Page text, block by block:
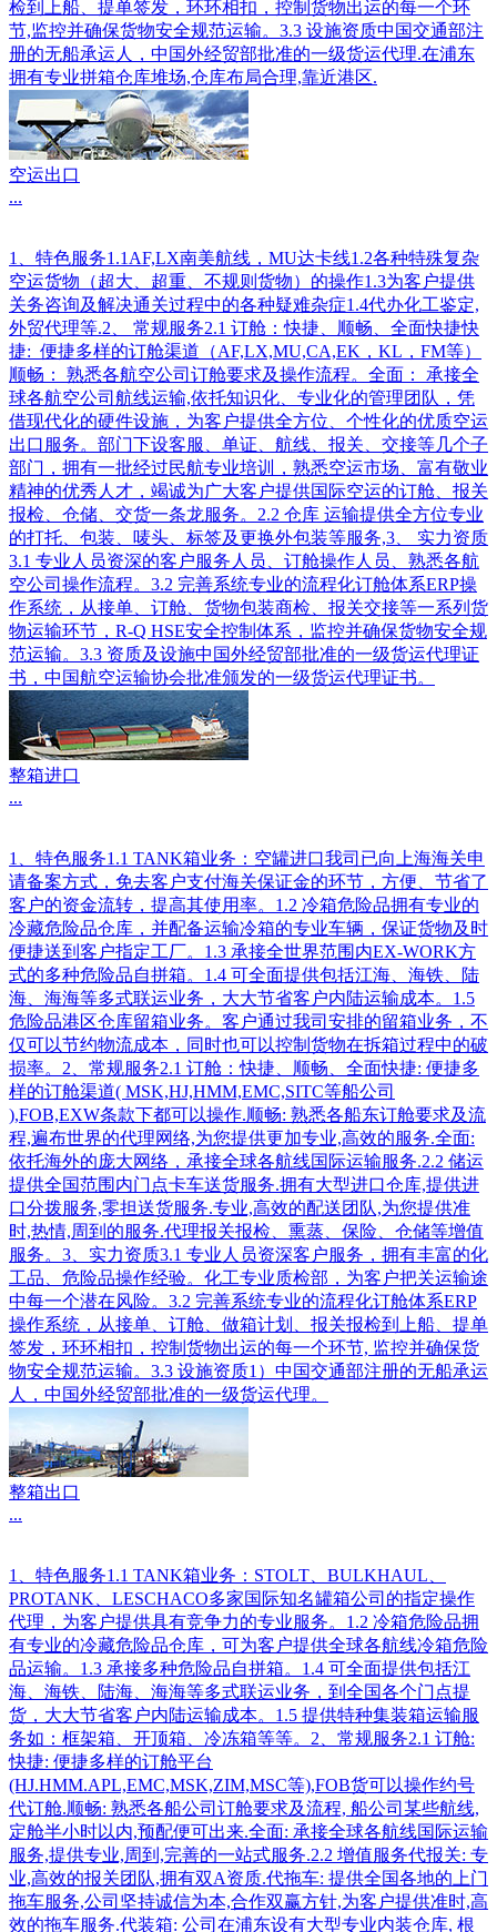
检到上船、提单签发，环环相扣，控制货物出运的每一个环
节,监控并确保货物安全规范运输。3.3 设施资质中国交通部注
册的无船承运人，中国外经贸部批准的一级货运代理.在浦东
拥有专业拼箱仓库堆场,仓库布局合理,靠近港区.
空运出口
...
1、特色服务1.1AF,LX南美航线，MU达卡线1.2各种特殊复杂
空运货物（超大、超重、不规则货物）的操作1.3为客户提供
关务咨询及解决通关过程中的各种疑难杂症1.4代办化工鉴定,
外贸代理等.2、 常规服务2.1 订舱：快捷、顺畅、全面快捷快
捷: 便捷多样的订舱渠道（AF,LX,MU,CA,EK，KL，FM等）
顺畅： 熟悉各航空公司订舱要求及操作流程。全面： 承接全
球各航空公司航线运输,依托知识化、专业化的管理团队，凭
借现代化的硬件设施，为客户提供全方位、个性化的优质空运
出口服务。部门下设客服、单证、航线、报关、交接等几个子
部门，拥有一批经过民航专业培训，熟悉空运市场、富有敬业
精神的优秀人才，竭诚为广大客户提供国际空运的订舱、报关
报检、仓储、交货一条龙服务。2.2 仓库 运输提供全方位专业
的打托、包装、唛头、标签及更换外包装等服务,3、 实力资质
3.1 专业人员资深的客户服务人员、订舱操作人员、熟悉各航
空公司操作流程。3.2 完善系统专业的流程化订舱体系ERP操
作系统，从接单、订舱、货物包装商检、报关交接等一系列货
物运输环节，R-Q HSE安全控制体系，监控并确保货物安全规
范运输。3.3 资质及设施中国外经贸部批准的一级货运代理证
书，中国航空运输协会批准颁发的一级货运代理证书。
整箱进口
...
1、特色服务1.1 TANK箱业务：空罐进口我司已向上海海关申
请备案方式，免去客户支付海关保证金的环节，方便、节省了
客户的资金流转，提高其使用率。1.2 冷箱危险品拥有专业的
冷藏危险品仓库，并配备运输冷箱的专业车辆，保证货物及时
便捷送到客户指定工厂。1.3 承接全世界范围内EX-WORK方
式的多种危险品自拼箱。1.4 可全面提供包括江海、海铁、陆
海、海海等多式联运业务，大大节省客户内陆运输成本。1.5
危险品港区仓库留箱业务。客户通过我司安排的留箱业务，不
仅可以节约物流成本，同时也可以控制货物在拆箱过程中的破
损率。2、常规服务2.1 订舱：快捷、顺畅、全面快捷: 便捷多
样的订舱渠道( MSK,HJ,HMM,EMC,SITC等船公司
),FOB,EXW条款下都可以操作.顺畅: 熟悉各船东订舱要求及流
程,遍布世界的代理网络,为您提供更加专业,高效的服务.全面:
依托海外的庞大网络，承接全球各航线国际运输服务.2.2 储运
提供全国范围内门点卡车送货服务.拥有大型进口仓库,提供进
口分拨服务,零担送货服务.专业,高效的配送团队,为您提供准
时,热情,周到的服务.代理报关报检、熏蒸、保险、仓储等增值
服务。3、实力资质3.1 专业人员资深客户服务，拥有丰富的化
工品、危险品操作经验。化工专业质检部，为客户把关运输途
中每一个潜在风险。3.2 完善系统专业的流程化订舱体系ERP
操作系统，从接单、订舱、做箱计划、报关报检到上船、提单
签发，环环相扣，控制货物出运的每一个环节, 监控并确保货
物安全规范运输。3.3 设施资质1）中国交通部注册的无船承运
人，中国外经贸部批准的一级货运代理。
整箱出口
...
1、特色服务1.1 TANK箱业务：STOLT、BULKHAUL、
PROTANK、LESCHACO多家国际知名罐箱公司的指定操作
代理，为客户提供具有竞争力的专业服务。1.2 冷箱危险品拥
有专业的冷藏危险品仓库，可为客户提供全球各航线冷箱危险
品运输。1.3 承接多种危险品自拼箱。1.4 可全面提供包括江
海、海铁、陆海、海海等多式联运业务，到全国各个门点提
货，大大节省客户内陆运输成本。1.5 提供特种集装箱运输服
务如：框架箱、开顶箱、冷冻箱等等。2、常规服务2.1 订舱:
快捷: 便捷多样的订舱平台
(HJ.HMM.APL,EMC,MSK,ZIM,MSC等),FOB货可以操作约号
代订舱.顺畅: 熟悉各船公司订舱要求及流程, 船公司某些航线,
定舱半小时以内,预配便可出来.全面: 承接全球各航线国际运输
服务,提供专业,周到,完善的一站式服务.2.2 增值服务代报关: 专
业,高效的报关团队,拥有双A资质.代拖车: 提供全国各地的上门
拖车服务,公司坚持诚信为本,合作双赢方针,为客户提供准时,高
效的拖车服务.代装箱: 公司在浦东设有大型专业内装仓库, 根